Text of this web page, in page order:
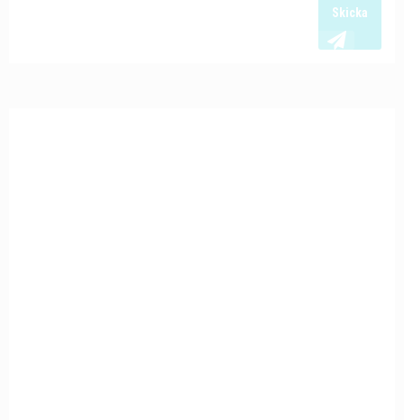
Skicka